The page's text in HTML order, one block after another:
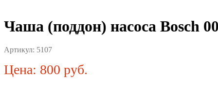
Чаша (поддон) насоса Bosch
Артикул: 5107
Цена: 800 руб.